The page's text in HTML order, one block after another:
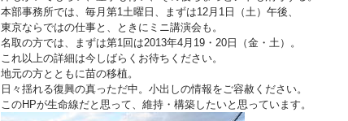
本部事務所では、毎月第1土曜日、まずは12月1日（土）午後、
東京ならではの仕事と、ときにミニ講演会も。
名取の方では、まずは第1回は2013年4月19・20日（金・土）。
これ以上の詳細は今しばらくお待ちください。
地元の方とともに苗の移植。
日々揺れる復興の真っただ中。小出しの情報をご容赦ください。
このHPが生命線だと思って、維持・構築したいと思っています。